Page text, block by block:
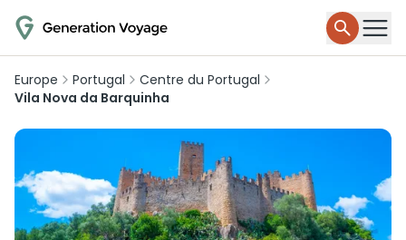
Europe Portugal
Centre du Portugal
Vila Nova da Barquinha